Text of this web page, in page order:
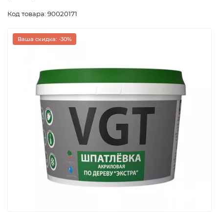
Код товара: 90020171
Ваша скидка: -30%